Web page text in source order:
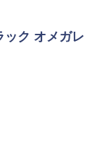
ック オメガレ